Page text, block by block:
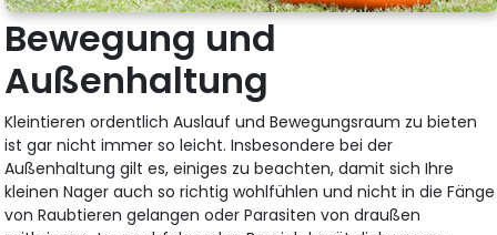
Bewegung und
Außenhaltung
Kleintieren ordentlich Auslauf und Bewegungsraum zu bieten
ist gar nicht immer so leicht. Insbesondere bei der
Außenhaltung gilt es, einiges zu beachten, damit sich Ihre
kleinen Nager auch so richtig wohlfühlen und nicht in die Fänge
von Raubtieren gelangen oder Parasiten von draußen